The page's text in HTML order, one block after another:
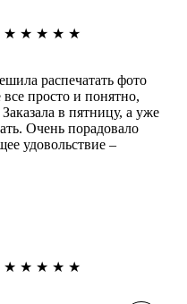
★ ★ ★ ★ ★
распечатать фото
просто и понятно,
в пятницу, а уже
Очень порадовало
удовольствие –
★ ★ ★ ★ ★